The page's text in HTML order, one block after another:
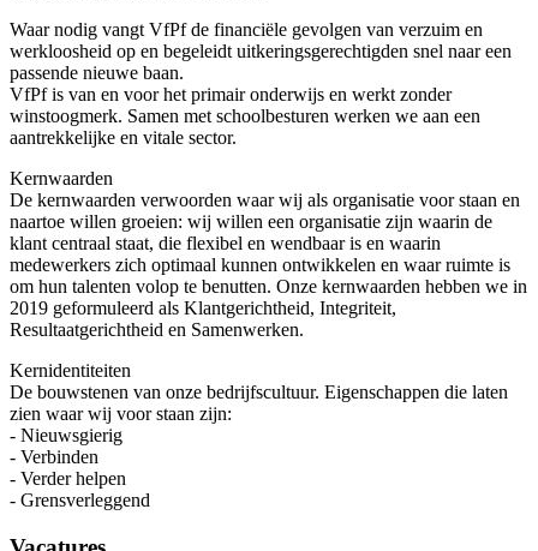
Waar nodig vangt VfPf de financiële gevolgen van verzuim en
werkloosheid op en begeleidt uitkeringsgerechtigden snel naar een
passende nieuwe baan.
VfPf is van en voor het primair onderwijs en werkt zonder
winstoogmerk. Samen met schoolbesturen werken we aan een
aantrekkelijke en vitale sector.
Kernwaarden
De kernwaarden verwoorden waar wij als organisatie voor staan en
naartoe willen groeien: wij willen een organisatie zijn waarin de
klant centraal staat, die flexibel en wendbaar is en waarin
medewerkers zich optimaal kunnen ontwikkelen en waar ruimte is
om hun talenten volop te benutten. Onze kernwaarden hebben we in
2019 geformuleerd als Klantgerichtheid, Integriteit,
Resultaatgerichtheid en Samenwerken.
Kernidentiteiten
De bouwstenen van onze bedrijfscultuur. Eigenschappen die laten
zien waar wij voor staan zijn:
- Nieuwsgierig
- Verbinden
- Verder helpen
- Grensverleggend